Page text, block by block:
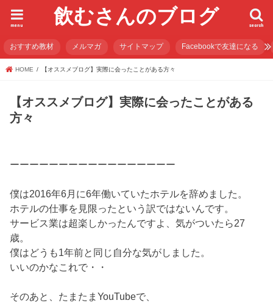
飲むさんのブログ search
menu
おすすめ教材 メルマガ サイトマップ Facebookで友達になる
HOME 【オススメブログ】実際に会ったことがある方々
【オススメブログ】実際に会ったことがある
方々
ーーーーーーーーーーーーーーーーー
僕は2016年6月に6年働いていたホテルを辞めました。
ホテルの仕事を見限ったという訳ではないんです。
サービス業は超楽しかったんですよ、気がついたら27
歳。
僕はどうも1年前と同じ自分な気がしました。
いいのかなこれで・・
そのあと、たまたまYouTubeで、